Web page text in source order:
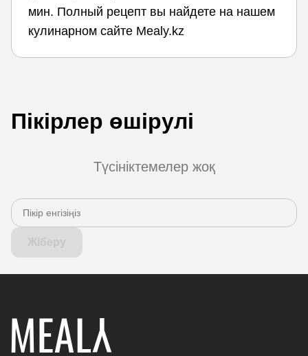
мин. Полный рецепт вы найдете на нашем
кулинарном сайте Mealy.kz
Пікірлер өшірулі
Түсініктемелер жоқ